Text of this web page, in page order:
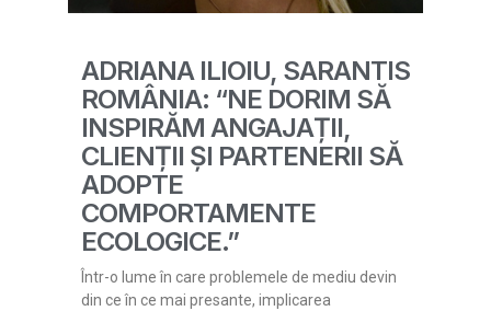
ADRIANA ILIOIU, SARANTIS
ROMÂNIA: “NE DORIM SĂ
INSPIRĂM ANGAJAȚII,
CLIENȚII ȘI PARTENERII SĂ
ADOPTE
COMPORTAMENTE
ECOLOGICE.”
Într-o lume în care problemele de mediu devin
din ce în ce mai presante, implicarea